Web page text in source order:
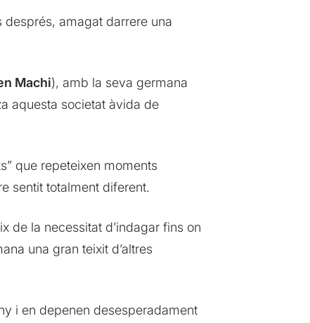
amagat darrere una
Machi), amb la seva germana
aquesta societat àvida de
que repeteixen moments
sentit totalment diferent.
de la necessitat d’indagar fins on
una gran teixit d’altres
i en depenen desesperadament